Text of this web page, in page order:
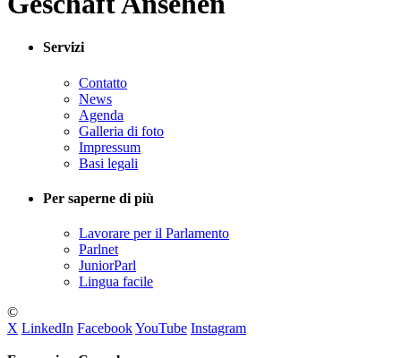
Servizi
Contatto
News
Agenda
Galleria di foto
Impressum
Basi legali
Per saperne di più
Lavorare per il Parlamento
Parlnet
JuniorParl
Lingua facile
©
X LinkedIn FacebookYouTube Instagram